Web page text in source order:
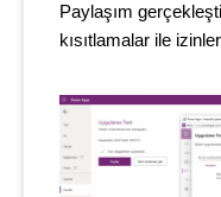
Paylaşım
kısıtlamalar ile